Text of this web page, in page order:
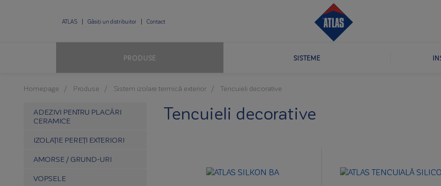
ATLAS Găsiți un distribuitor Contact
PRODUSE SISTEME
Homepage Produse Sistem izolare termică exterior Tencuieli decorative
ADEZIVI PENTRU PLACĂRI
CERAMICE
IZOLAȚIE PEREȚI EXTERIORI
AMORSE / GRUND-URI
VOPSELE
Tencuieli decorative